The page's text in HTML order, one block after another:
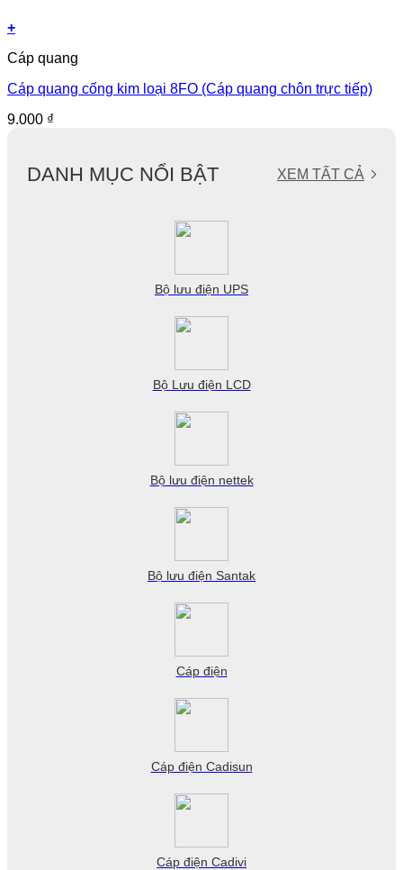
+
Cáp quang
Cáp quang cống kim loại 8FO (Cáp quang chôn trực tiếp)
9.000 ₫
DANH MỤC NỔI BẬT XEM TẤT CẢ
Bộ lưu điện UPS
Bộ Lưu điện LCD
Bộ lưu điện nettek
Bộ lưu điện Santak
Cáp điện
Cáp điện Cadisun
Cáp điện Cadivi